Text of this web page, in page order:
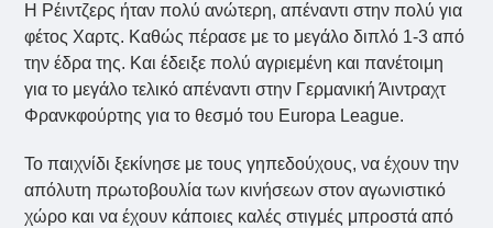
Η Ρέιντζερς ήταν πολύ ανώτερη, απέναντι στην πολύ για
φέτος Χαρτς. Καθώς πέρασε με το μεγάλο διπλό 1-3 από
την έδρα της. Και έδειξε πολύ αγριεμένη και πανέτοιμη
για το μεγάλο τελικό απέναντι στην Γερμανική Άιντραχτ
Φρανκφούρτης για το θεσμό του Europa League.
Το παιχνίδι ξεκίνησε με τους γηπεδούχους, να έχουν την
απόλυτη πρωτοβουλία των κινήσεων στον αγωνιστικό
χώρο και να έχουν κάποιες καλές στιγμές μπροστά από